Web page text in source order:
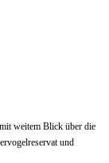
weitem Blick über die
und